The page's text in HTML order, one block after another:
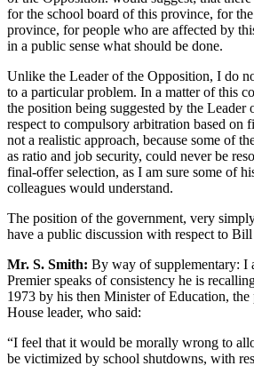
for the school board of this province, for
province, for people who are affected by
in a public sense what should be done.
Unlike the Leader of the Opposition, I do
to a particular problem. In a matter of this
the position being suggested by the
respect to compulsory arbitration based on
not a realistic approach, because some of
as ratio and job security, could never be
final-offer selection, as I am sure some of
colleagues would understand.
The position of the government, very
have a public discussion with respect to
Mr. S. Smith: By way of supplementary: I
Premier speaks of consistency he is
1973 by his then Minister of Education, the
House leader, who said:
“I feel that it would be morally wrong to
be victimized by school shutdowns, with